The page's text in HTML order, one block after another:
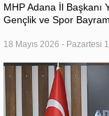
MHP Adana İl Başkanı
Gençlik ve Spor
18 Mayıs 2026 - Pazartesi